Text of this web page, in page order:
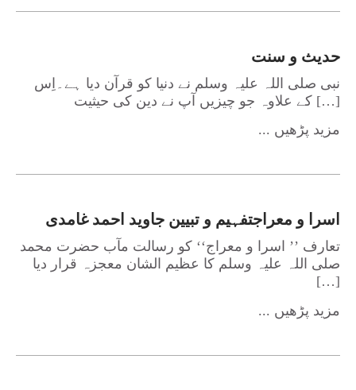
حدیث و سنت
نبی صلی اللہ علیہ وسلم نے دنیا کو قرآن دیا ہے۔اِس
کے علاوہ جو چیزیں آپ نے دین کی حیثیت […]
... مزید پڑھیں
اسرا و معراجتفہیم و تبیین جاوید احمد غامدی
تعارف ’’ اسرا و معراج‘‘ کو رسالت مآب حضرت محمد
صلی اللہ علیہ وسلم کا عظیم الشان معجزہ قرار دیا
[…]
... مزید پڑھیں